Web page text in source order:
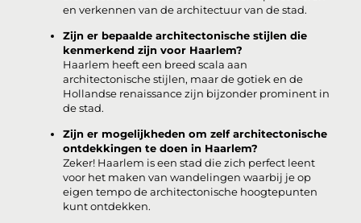
en verkennen van de architectuur van de stad.
Zijn er bepaalde architectonische stijlen die
kenmerkend zijn voor Haarlem?
Haarlem heeft een breed scala aan
architectonische stijlen, maar de gotiek en de
Hollandse renaissance zijn bijzonder prominent in
de stad.
Zijn er mogelijkheden om zelf architectonische
ontdekkingen te doen in Haarlem?
Zeker! Haarlem is een stad die zich perfect leent
voor het maken van wandelingen waarbij je op
eigen tempo de architectonische hoogtepunten
kunt ontdekken.